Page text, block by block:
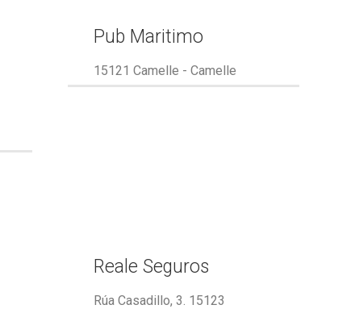
Pub Maritimo
15121 Camelle - Camelle
Reale Seguros
Rúa Casadillo, 3. 15123